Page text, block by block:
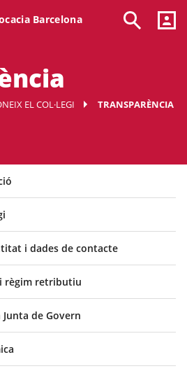
Barcelona
EL COL·LEGI TRANSPARÈNCIA
i dades de contacte
règim retributiu
de Govern